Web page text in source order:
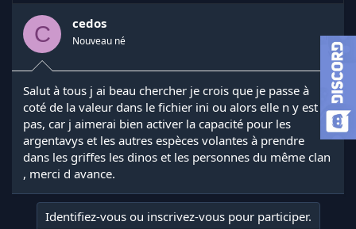
a
e
u
d
e
l
d
i
s
c
e
d
é
t
C cedos
Nouveau né
Salut à tous j ai beau chercher je crois que je passe à
coté de la valeur dans le fichier ini ou alors elle n y est
pas, car j aimerai bien activer la capacité pour les
argentavys et les autres espèces volantes à prendre
dans les griffes les dinos et les personnes du même clan
, merci d avance.
Identifiez-vous ou inscrivez-vous pour participer.